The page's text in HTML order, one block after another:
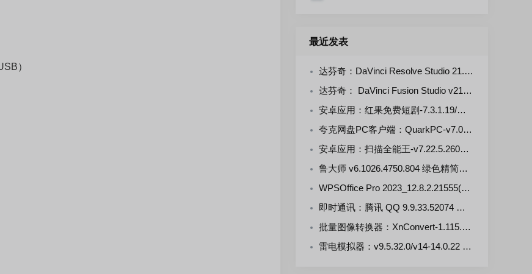
）
最近发表
达芬奇：DaVinci Resolve Studio 21.0.4.5--KpoJIuK 多语言直装版
达芬奇： DaVinci Fusion Studio v21.0.4.4-KpoJluK 多语言直装版
安卓应用：红果免费短剧-7.3.1.19/漫剧-7.3.1.33 解锁VIP会员版
夸克网盘PC客户端：QuarkPC-v7.0.7.768 去更新绿色版
安卓应用：扫描全能王-v7.22.5.2607250000-VIP 解锁版
鲁大师 v6.1026.4750.804 绿色精简单文件版
WPSOffice Pro 2023_12.8.2.21555(20260806) 雨糖科技特别版
即时通讯：腾讯 QQ 9.9.33.52074 官方正式版
批量图像转换器：XnConvert-1.115.0.0 多语言免费版
雷电模拟器：v9.5.32.0/v14-14.0.22 去广告绿色版